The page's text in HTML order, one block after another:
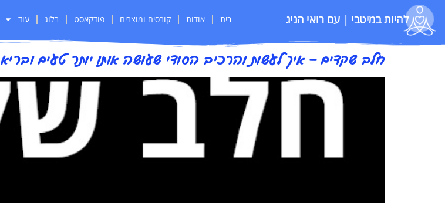
להיות במיטבי | עם רואי הניג בית אודות קורסים ומוצרים פודקאסט בלוג עוד
חלב שקדים – איך לעשות והרכיב הסודי שעושה אותו יותר טעים ובריא